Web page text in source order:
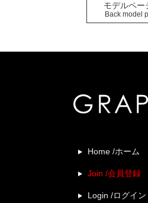
モデルペー
Back model
Home /ホーム
Join /会員登録
Login /ログイン